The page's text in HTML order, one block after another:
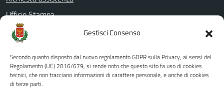
Gestisci Consenso
Secondo quanto disposto dal nuovo regolamento GDPR sulla Privacy, ai sensi del
Regolamento (UE) 2016/679, si rende noto che questo sito fa uso di cookies
tecnici, che non tracciano informazioni di carattere personale, e anche di cookies
di terze parti.
Ufficio Stampa
Amministrazione Trasparente
Albo pretorio
Informativa privacy
Note legali